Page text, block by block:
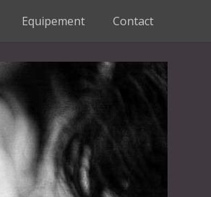
Equipement Contact